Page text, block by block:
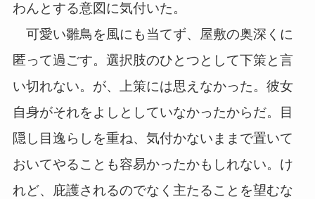
わんとする意図に気付いた。
可愛い雛鳥を風にも当てず、屋敷の奥深くに
匿って過ごす。選択肢のひとつとして下策と言
い切れない。が、上策には思えなかった。彼女
自身がそれをよしとしていなかったからだ。目
隠し目逸らしを重ね、気付かないままで置いて
おいてやることも容易かったかもしれない。け
れど、庇護されるのでなく主たることを望むな